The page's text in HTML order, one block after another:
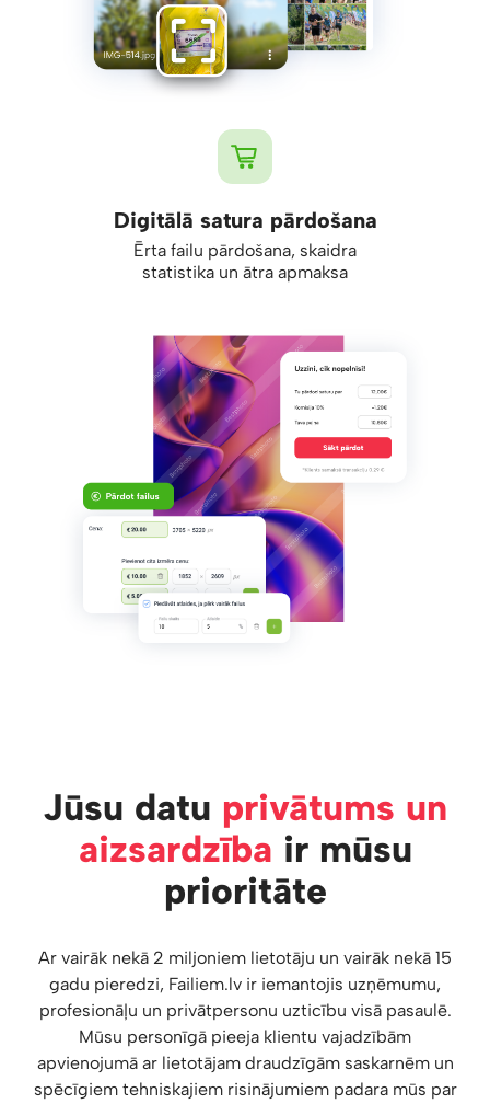
Digitālā satura pārdošana
Ērta failu pārdošana, skaidra
statistika un ātra apmaksa
Jūsu datu privātums un
aizsardzība ir mūsu
prioritāte
Ar vairāk nekā 2 miljoniem lietotāju un vairāk nekā 15
gadu pieredzi, Failiem.lv ir iemantojis uzņēmumu,
profesionāļu un privātpersonu uzticību visā pasaulē.
Mūsu personīgā pieeja klientu vajadzībām
apvienojumā ar lietotājam draudzīgām saskarnēm un
spēcīgiem tehniskajiem risinājumiem padara mūs par